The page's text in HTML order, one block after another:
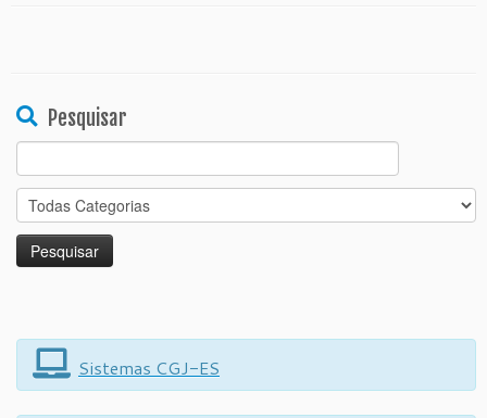
Pesquisar
for:
Sistemas CGJ-ES